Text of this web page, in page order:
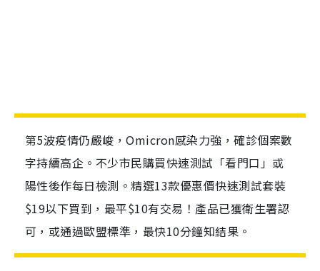
第5波疫情仍嚴峻，Omicron感染力強，確診個案數
字持續高企。不少市民購買快速測試「看門口」或
陽性後作每日檢測。精選13款優惠價快速測試套裝
$19以下買到，最平$10有交易！產品已獲衛生署認
可，或通過歐盟標準，最快10分鐘知結果。